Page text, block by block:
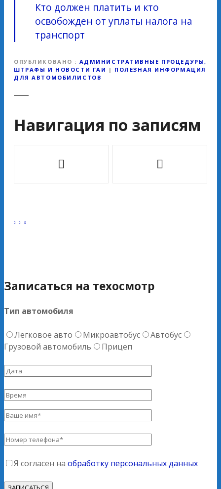
Кто должен платить и кто
освобожден от уплаты налога на
транспорт
ОПУБЛИКОВАНО
АДМИНИСТРАТИВНЫЕ ПРОЦЕДУРЫ,
ШТРАФЫ И НОВОСТИ ГАИ | ПОЛЕЗНАЯ ИНФОРМАЦИЯ
ДЛЯ АВТОМОБИЛИСТОВ
Навигация по записям
Записаться на техосмотр
Тип автомобиля
Легковое авто Микроавтобус
Автобус
Грузовой автомобиль
Прицеп
Я согласен на обработку персональных данных